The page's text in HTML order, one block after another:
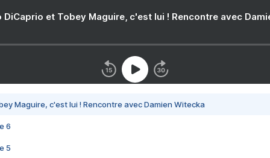
DiCaprio et Tobey Maguire, c'est lui ! Rencontre avec
Maguire, c'est lui ! Rencontre avec Damien Witecka
6
5